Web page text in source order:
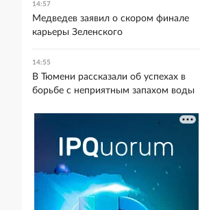
14:57
Медведев заявил о скором финале
карьеры Зеленского
14:55
В Тюмени рассказали об успехах в
борьбе с неприятным запахом воды